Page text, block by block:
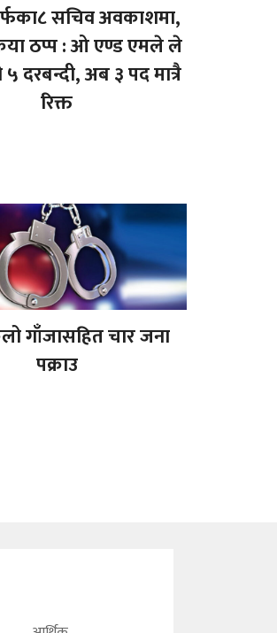
सचिव अवकाशमा,
ठप्प : ओ एण्ड एमले ले
५ दरबन्दी, अब ३ पद मात्रै
रिक्त
गाँजासहित चार जना
पक्राउ